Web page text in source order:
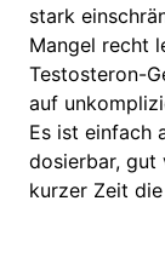
stark
Mangel recht
Testosteron-
auf
Es ist einfach
dosierbar, gut
kurzer Zeit